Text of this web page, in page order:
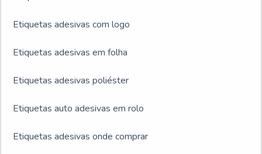
Etiquetas adesivas com logo
Etiquetas adesivas em folha
Etiquetas adesivas poliéster
Etiquetas auto adesivas em rolo
Etiquetas adesivas onde comprar